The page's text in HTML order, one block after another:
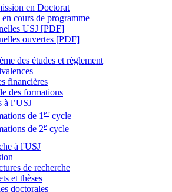
en Doctorat
cours de programme
USJ [PDF]
ouvertes [PDF]
des études et règlement
financières
des formations
à l’USJ
de 1 ercycle
de 2e cycle
à l'USJ
de recherche
et thèses
doctorales